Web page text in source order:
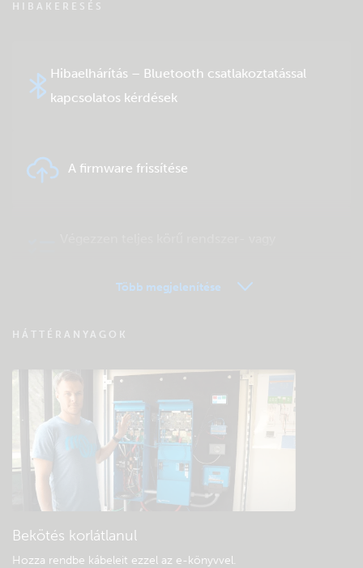
HIBAKERESÉS
Hibaelhárítás – Bluetooth csatlakoztatással
kapcsolatos kérdések
A firmware frissítése
VRM távfelügyelet – Kérdések és válaszok
Keressen a közösség tudásbázisában
Általános letöltések és dokumentáció
Több megjelenítése
HÁTTÉRANYAGOK
Bekötés korlátlanul
Hozza rendbe kábeleit ezzel az e-könyvvel.